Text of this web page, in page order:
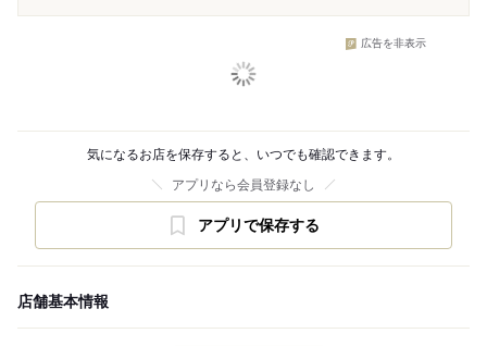
広告を非表示
気になるお店を保存すると、いつでも確認できます。
アプリなら会員登録なし
アプリで保存する
店舗基本情報